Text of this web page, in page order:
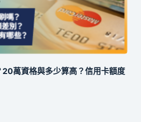
萬資格與多少算高？信用卡額度